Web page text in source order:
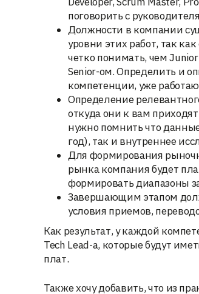
поговорить с
Должности в компании
уровни этих работ, так
четко понимать, чем Junior
Senior-ом. Определить и
компетенции, уже
Определение
откуда они к вам
нужно помнить что
год), так и внутреннее
Для формирования
рынка компания будет
формировать диапазоны
Завершающим этапом
условия приемов,
Как результат, у каждой
Tech Lead-а, которые будут
плат.
Также хочу добавить, что из